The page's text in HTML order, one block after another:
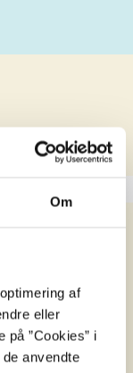
Om
af
eller
”Cookies” i
anvendte